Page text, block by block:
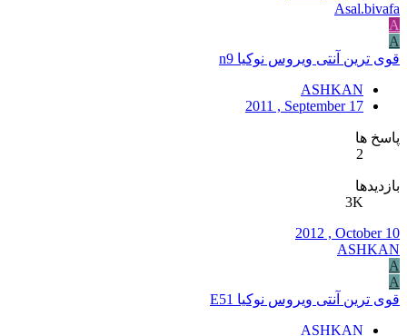
Asal.bivafa
A
A
قوی ترین آنتی ویروس نوکیا n9
ASHKAN
2011 , September 17
پاسخ ها
2
بازدیدها
3K
2012 , October 10
ASHKAN
A
A
قوی ترین آنتی ویروس نوکیا E51
ASHKAN